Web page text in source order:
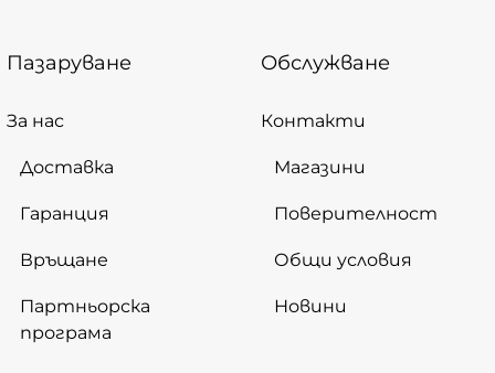
Пазаруване
За нас
Доставка
Гаранция
Връщане
Партньорска
програма
Обслужване
Контакти
Магазини
Поверителност
Общи условия
Новини